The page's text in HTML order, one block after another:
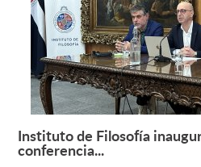
Instituto de Filosofía
conferencia...